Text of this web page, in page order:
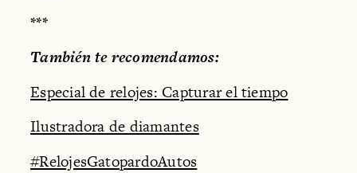
***
También te recomendamos:
Especial de relojes: Capturar el tiempo
Ilustradora de diamantes
#RelojesGatopardoAutos